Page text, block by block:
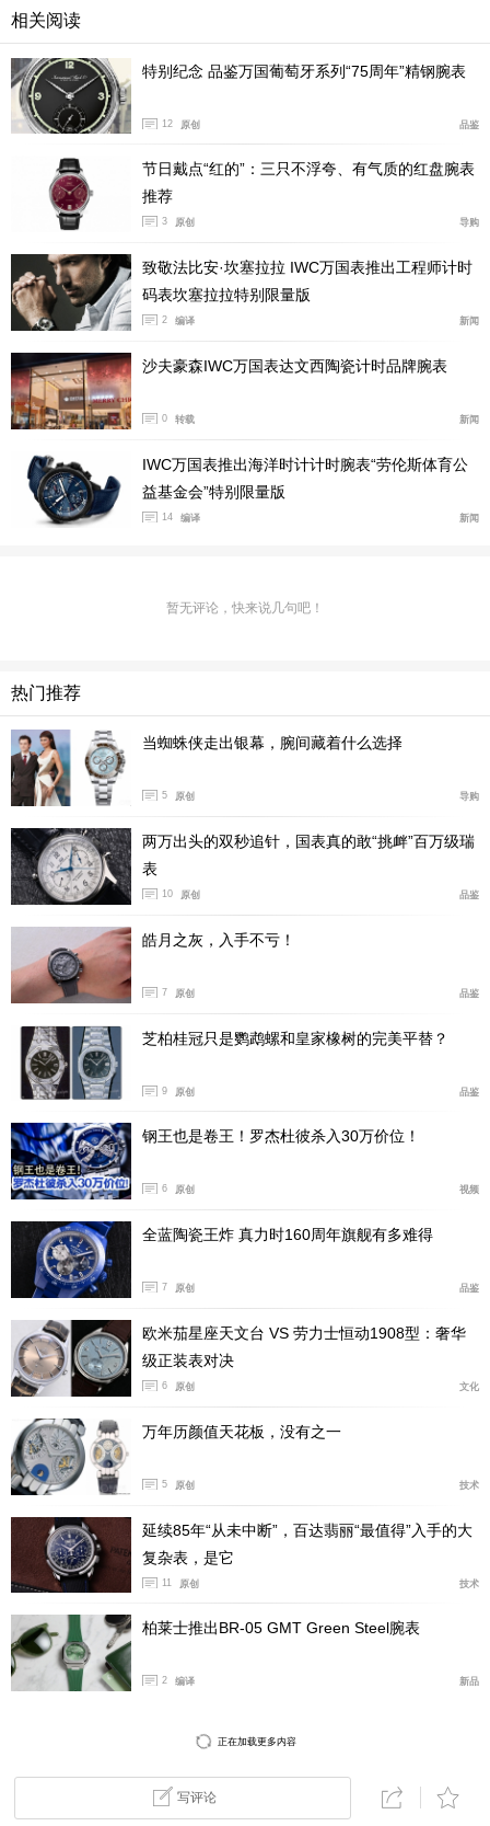
单按钮计时功能仅由一个集成于表冠的单按钮控制，
因此特别实用和人性化。按动一次按钮，计时开始。第二
次按动按钮，计时停止。12点钟位置的累积计时器最多可
显示一个小时的停止时间。当第三次按动按钮，计时功能
复位归零。
王子》的传统，大型飞行员单按钮计时腕表“小王子”特别
涂覆夜光材料，使表盘即使在夜间也清晰易读。
IWC万国表自制的59365 型机芯是IWC万国表三款自
制计时机芯之一。同另外两款计时机芯6 9000和89000 一
样，59365型机芯彰显了IWC万国表在计时腕表设计和制
造方面的全方位专业技艺。另外它也是品牌唯一采用手动
上链方式的计时机芯：转动表冠70圈就足以积累长达八天
的动力储备。动力储备显示设于机芯背面，通过透明蓝宝
石玻璃表背可看到主发条的剩余能量。
配备棕色小牛皮表带和折叠表扣的大型飞行员单按钮
计时腕表“小王子”特别版通过I WC万国表各大精品店、授
权零售伙伴以及品牌官网IWC.cn全面供售。另外还可以
相关阅读
特别纪念 品鉴万国葡萄牙系列“75周年”精钢腕表
12 原创 品鉴
节日戴点“红的”：三只不浮夸、有气质的红盘腕表
推荐
3 原创 导购
致敬法比安·坎塞拉拉 IWC万国表推出工程师计时
码表坎塞拉拉特别限量版
2 编译 新闻
沙夫豪森IWC万国表达文西陶瓷计时品牌腕表
0 转载 新闻
IWC万国表推出海洋时计计时腕表“劳伦斯体育公
益基金会”特别限量版
14 编译 新闻
暂无评论，快来说几句吧！
热门推荐
当蜘蛛侠走出银幕，腕间藏着什么选择
5 原创 导购
两万出头的双秒追针，国表真的敢“挑衅”百万级瑞
表
10 原创 品鉴
皓月之灰，入手不亏！
7 原创 品鉴
芝柏桂冠只是鹦鹉螺和皇家橡树的完美平替？
9 原创 品鉴
钢王也是卷王！罗杰杜彼杀入30万价位！
6 原创 视频
全蓝陶瓷王炸 真力时160周年旗舰有多难得
7 原创 品鉴
欧米茄星座天文台 VS 劳力士恒动1908型：奢华
级正装表对决
6 原创 文化
万年历颜值天花板，没有之一
5 原创 技术
延续85年“从未中断”，百达翡丽“最值得”入手的大
复杂表，是它
11 原创 技术
柏莱士推出BR-05 GMT Green Steel腕表
2 编译 新品
正在加载更多内容
写评论